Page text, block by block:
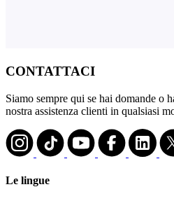
CONTATTACI
Siamo sempre qui se hai domande o
nostra assistenza clienti in qualsiasi
Le lingue